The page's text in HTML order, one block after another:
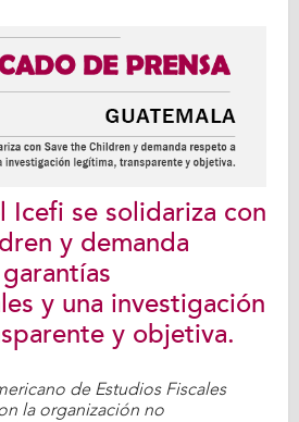
Icefi se solidariza con
y demanda
y una investigación
y objetiva.
de Estudios Fiscales
la organización no